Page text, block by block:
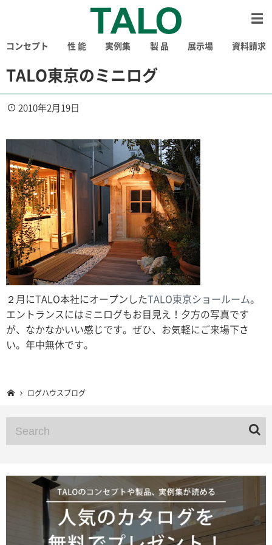
コンセプト 性 能 実例集 製 品 展示場 資料請求
TALO東京のミニログ
2010年2月19日
２月にTALO本社にオープンしたTALO東京ショールーム。
エントランスにはミニログもお目見え！夕方の写真です
が、なかなかいい感じです。ぜひ、お気軽にご来場下さ
い。年中無休です。
ログハウスブログ